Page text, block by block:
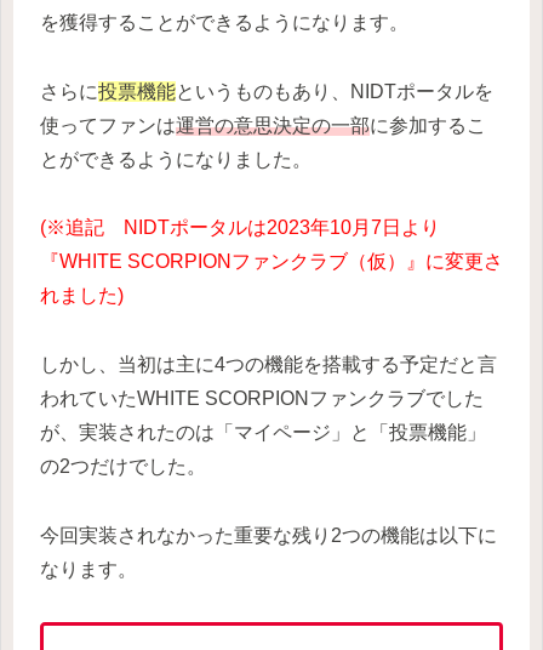
を獲得することができるようになります。
さらに投票機能というものもあり、NIDTポータルを
使ってファンは運営の意思決定の一部に参加するこ
とができるようになりました。
(※追記 NIDTポータルは2023年10月7日より
『WHITE SCORPIONファンクラブ（仮）』に変更さ
れました)
しかし、当初は主に4つの機能を搭載する予定だと言
われていたWHITE SCORPIONファンクラブでした
が、実装されたのは「マイページ」と「投票機能」
の2つだけでした。
今回実装されなかった重要な残り2つの機能は以下に
なります。